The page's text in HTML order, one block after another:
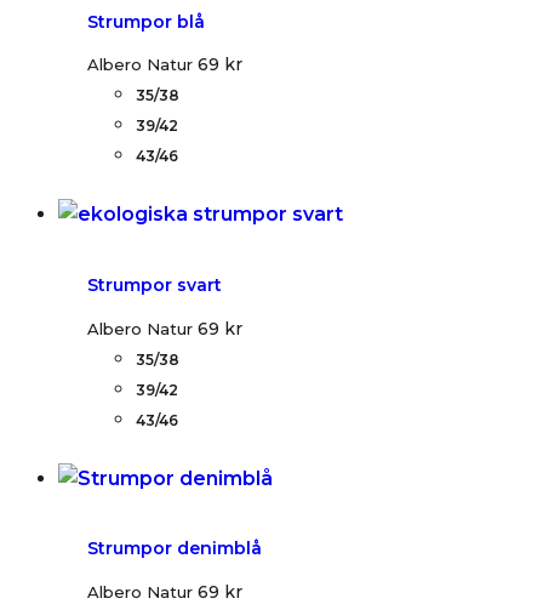
Strumpor blå
Albero Natur 69 kr
35/38
39/42
43/46
Strumpor svart
Albero Natur 69 kr
35/38
39/42
43/46
Strumpor denimblå
Albero Natur 69 kr